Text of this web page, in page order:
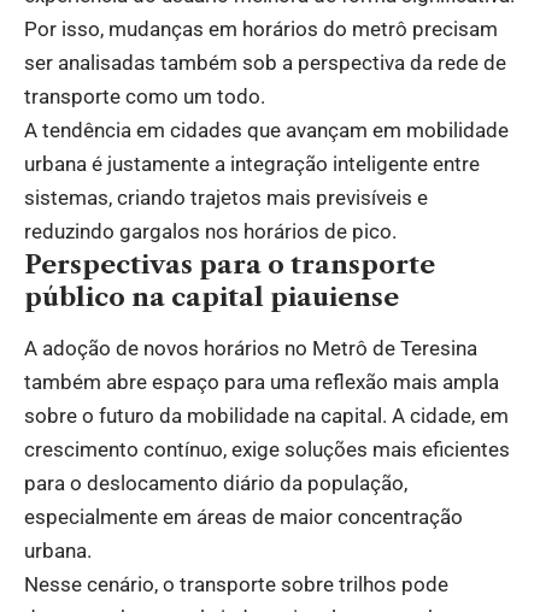
Por isso, mudanças em horários do metrô precisam
ser analisadas também sob a perspectiva da rede de
transporte como um todo.
A tendência em cidades que avançam em mobilidade
urbana é justamente a integração inteligente entre
sistemas, criando trajetos mais previsíveis e
reduzindo gargalos nos horários de pico.
Perspectivas para o transporte
público na capital piauiense
A adoção de novos horários no Metrô de Teresina
também abre espaço para uma reflexão mais ampla
sobre o futuro da mobilidade na capital. A cidade, em
crescimento contínuo, exige soluções mais eficientes
para o deslocamento diário da população,
especialmente em áreas de maior concentração
urbana.
Nesse cenário, o transporte sobre trilhos pode